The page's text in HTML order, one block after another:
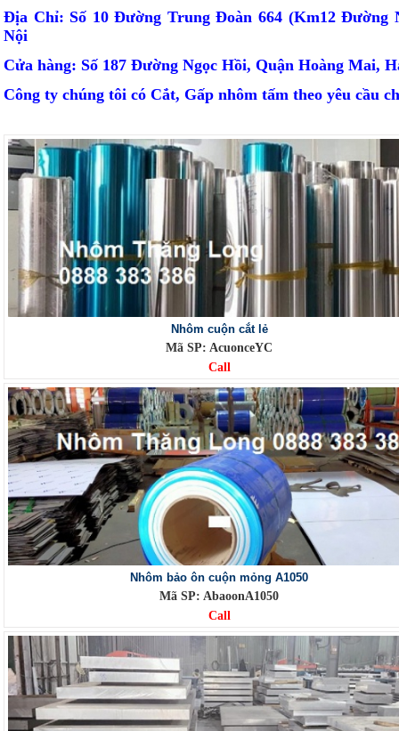
Địa Chỉ: Số 10 Đường Trung Đoàn 664 (Km12 Đường
Nội
Cửa hàng: Số 187 Đường Ngọc Hồi, Quận Hoàng Mai,
Công ty chúng tôi có Cắt, Gấp nhôm tấm theo yêu cầu
Nhôm cuộn cắt lẻ
Mã SP: AcuonceYC
Call
Nhôm bảo ôn cuộn mỏng A1050
Mã SP: AbaoonA1050
Call